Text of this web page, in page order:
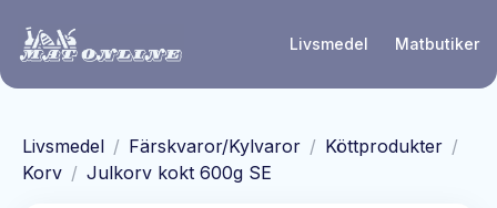
Livsmedel Matbutiker
Livsmedel / Färskvaror/Kylvaror / Köttprodukter /
Korv / Julkorv kokt 600g SE